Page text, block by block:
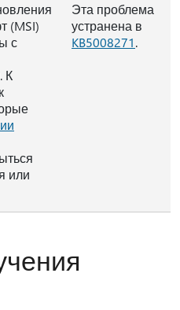
(MSI)
с
К
или
Эта проблема
устранена в
KB5008271.